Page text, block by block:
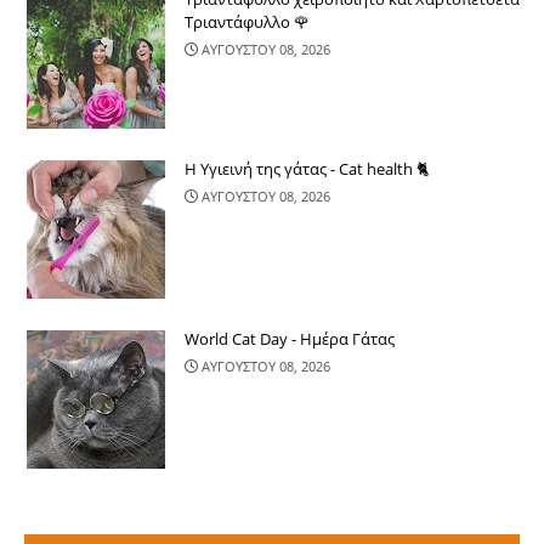
Τριαντάφυλλο 🌹
ΑΥΓΟΥΣΤΟΥ 08, 2026
Η Υγιεινή της γάτας - Cat health 🐈
ΑΥΓΟΥΣΤΟΥ 08, 2026
World Cat Day - Ημέρα Γάτας
ΑΥΓΟΥΣΤΟΥ 08, 2026